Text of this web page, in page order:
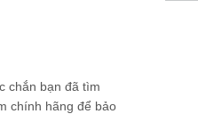
chắn bạn đã tìm
chính hãng để bảo